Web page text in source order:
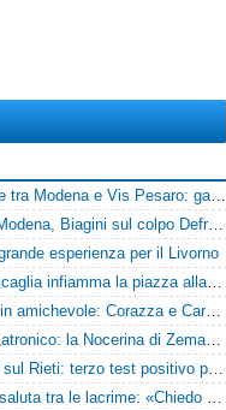
Dramma in amichevole tra Modena e Vis Pesaro: gara sospesa per il grave infortunio di Sersanti
Clamoroso Cittadella Modena, Biagini sul colpo Defrel: «Per noi rappresenta un sogno, a volte si realizzano»
esperienza per il Livorno
Sambenedettese, Boscaglia infiamma la piazza alla presentazione: «Senza di voi non saremmo nulla, vi promettiamo lavoro e maglia sudata»
Pistoiese da applausi in amichevole: Corazza e Cardelli piegano lo Scandicci per 1-0
Valanga rossonera a Latronico: la Nocerina di Zeman ne fa 9 all'Atletico Agromonte
L'Aquila si impone 2-0 sul Rieti: terzo test positivo per la squadra di Andreucci
Perugia, il DG Borras saluta tra le lacrime: «Chiedo scusa a tifosi e famiglia, Faroni ha perso tantissimi soldi»